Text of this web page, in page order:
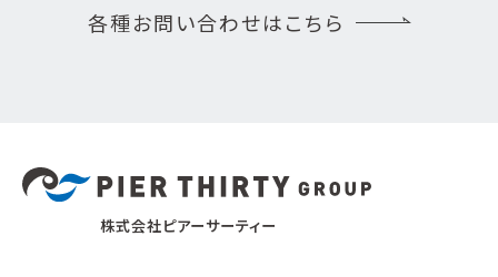
各種お問い合わせはこちら
株式会社ピアーサーティー